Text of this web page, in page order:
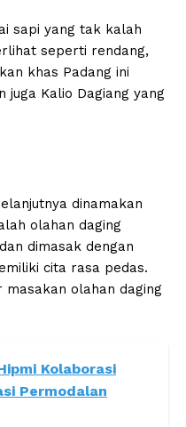
sapi yang tak kalah
seperti rendang,
khas Padang ini
juga Kalio Dagiang yang
dinamakan
olahan daging
dimasak dengan
cita rasa pedas.
masakan olahan daging
Kolaborasi
Permodalan